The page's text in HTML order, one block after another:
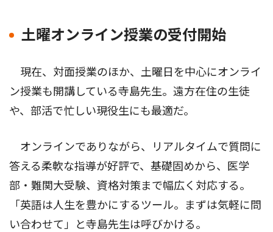
土曜オンライン授業の受付開始
現在、対面授業のほか、土曜日を中心にオンライ
ン授業も開講している寺島先生。遠方在住の生徒
や、部活で忙しい現役生にも最適だ。
オンラインでありながら、リアルタイムで質問に
答える柔軟な指導が好評で、基礎固めから、医学
部・難関大受験、資格対策まで幅広く対応する。
「英語は人生を豊かにするツール。まずは気軽に問
い合わせて」と寺島先生は呼びかける。